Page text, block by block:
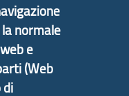
normale
e
(Web
di